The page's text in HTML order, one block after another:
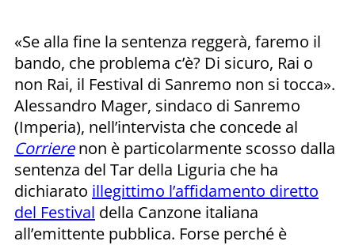
«Se alla fine la sentenza reggerà, faremo il
bando, che problema c’è? Di sicuro, Rai o
non Rai, il Festival di Sanremo non si tocca».
Alessandro Mager, sindaco di Sanremo
(Imperia), nell’intervista che concede al
Corrierenon è particolarmente scosso dalla
sentenza del Tar della Liguria che ha
dichiarato illegittimo l’affidamento diretto
del Festival della Canzone italiana
all’emittente pubblica. Forse perché è